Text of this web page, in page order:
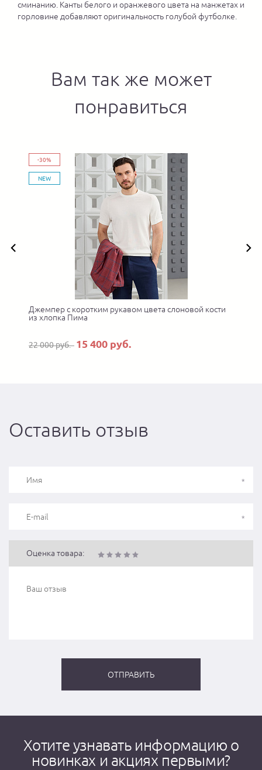
сминанию. Канты белого и оранжевого цвета на манжетах и
горловине добавляют оригинальность голубой футболке.
Вам так же может
понравиться
-30%
NEW
Джемпер с коротким рукавом цвета слоновой кости
из хлопка Пима
22 000 руб. 15 400 руб.
Оставить отзыв
Оценка товара:
Хотите узнавать информацию о
новинках и акциях первыми?